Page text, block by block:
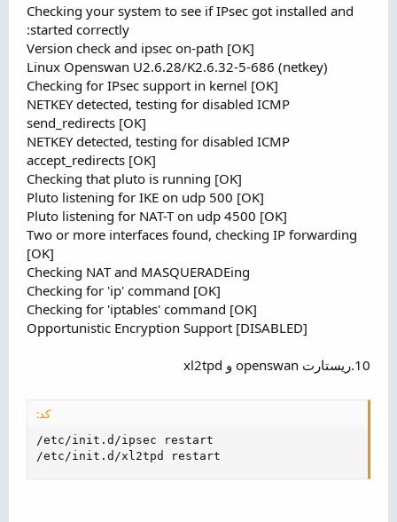
Checking your system to see if IPsec got installed and
started correctly:
Version check and ipsec on-path [OK]
Linux Openswan U2.6.28/K2.6.32-5-686 (netkey)
Checking for IPsec support in kernel [OK]
NETKEY detected, testing for disabled ICMP
send_redirects [OK]
NETKEY detected, testing for disabled ICMP
accept_redirects [OK]
Checking that pluto is running [OK]
Pluto listening for IKE on udp 500 [OK]
Pluto listening for NAT-T on udp 4500 [OK]
Two or more interfaces found, checking IP forwarding
[OK]
Checking NAT and MASQUERADEing
Checking for 'ip' command [OK]
Checking for 'iptables' command [OK]
Opportunistic Encryption Support [DISABLED]
10.ریستارت openswan و xl2tpd
کد:
/etc/init.d/ipsec restart
/etc/init.d/xl2tpd restart